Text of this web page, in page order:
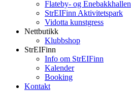
Flateby- og Enebakkhallen
StrEIFinn Aktivitetspark
Vidotta kunstgress
Nettbutikk
Klubbshop
StrEIFinn
Info om StrEIFinn
Kalender
Booking
Kontakt